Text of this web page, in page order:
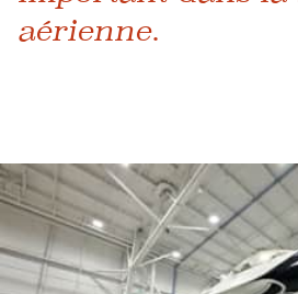
aérienne.